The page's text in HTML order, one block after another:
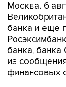
Москва. 6
банка и еще
банка, банка
из
финансовых